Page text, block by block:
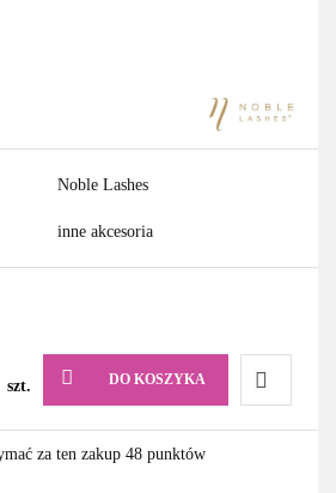
Noble Lashes
inne akcesoria
szt. DO KOSZYKA
Do
za ten zakup 48 punktów